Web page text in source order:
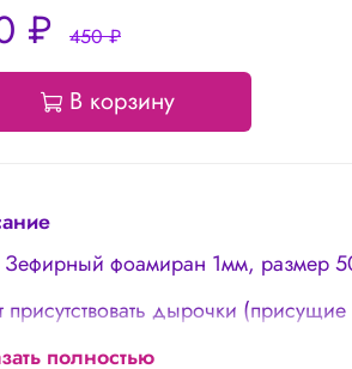
₽ 450 ₽
В корзину
фоамиран 1мм, размер
присутствовать дырочки
загрязнения, порезы
полностью